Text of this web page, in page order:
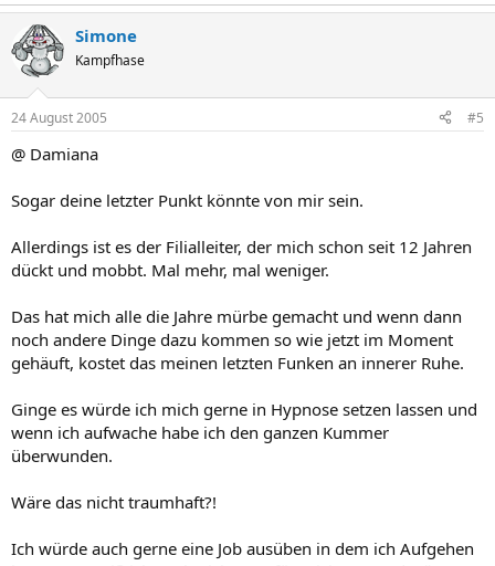
Simone
Kampfhase
24 August 2005 #5
@ Damiana
Sogar deine letzter Punkt könnte von mir sein.
Allerdings ist es der Filialleiter, der mich schon seit 12 Jahren
dückt und mobbt. Mal mehr, mal weniger.
Das hat mich alle die Jahre mürbe gemacht und wenn dann
noch andere Dinge dazu kommen so wie jetzt im Moment
gehäuft, kostet das meinen letzten Funken an innerer Ruhe.
Ginge es würde ich mich gerne in Hypnose setzen lassen und
wenn ich aufwache habe ich den ganzen Kummer
überwunden.
Wäre das nicht traumhaft?!
Ich würde auch gerne eine Job ausüben in dem ich Aufgehen